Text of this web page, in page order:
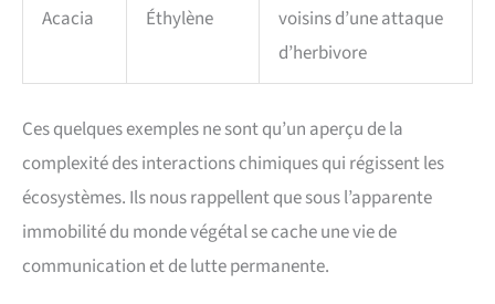
Acacia Éthylène
voisins d’une attaque
d’herbivore
Ces quelques exemples ne sont qu’un aperçu de la
complexité des interactions chimiques qui régissent les
écosystèmes. Ils nous rappellent que sous l’apparente
immobilité du monde végétal se cache une vie de
communication et de lutte permanente.